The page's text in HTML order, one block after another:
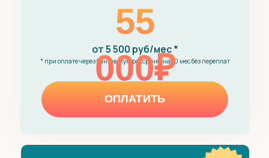
от 5 500 руб/мес *
* при оплате через банковскую рассрочку на 10 мес без переплат
55
000₽
ОПЛАТИТЬ